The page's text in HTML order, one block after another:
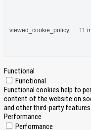
viewed_cookie_policy 11
Functional
Functional
Functional cookies help to
content of the website on
and other third-party features.
Performance
Performance